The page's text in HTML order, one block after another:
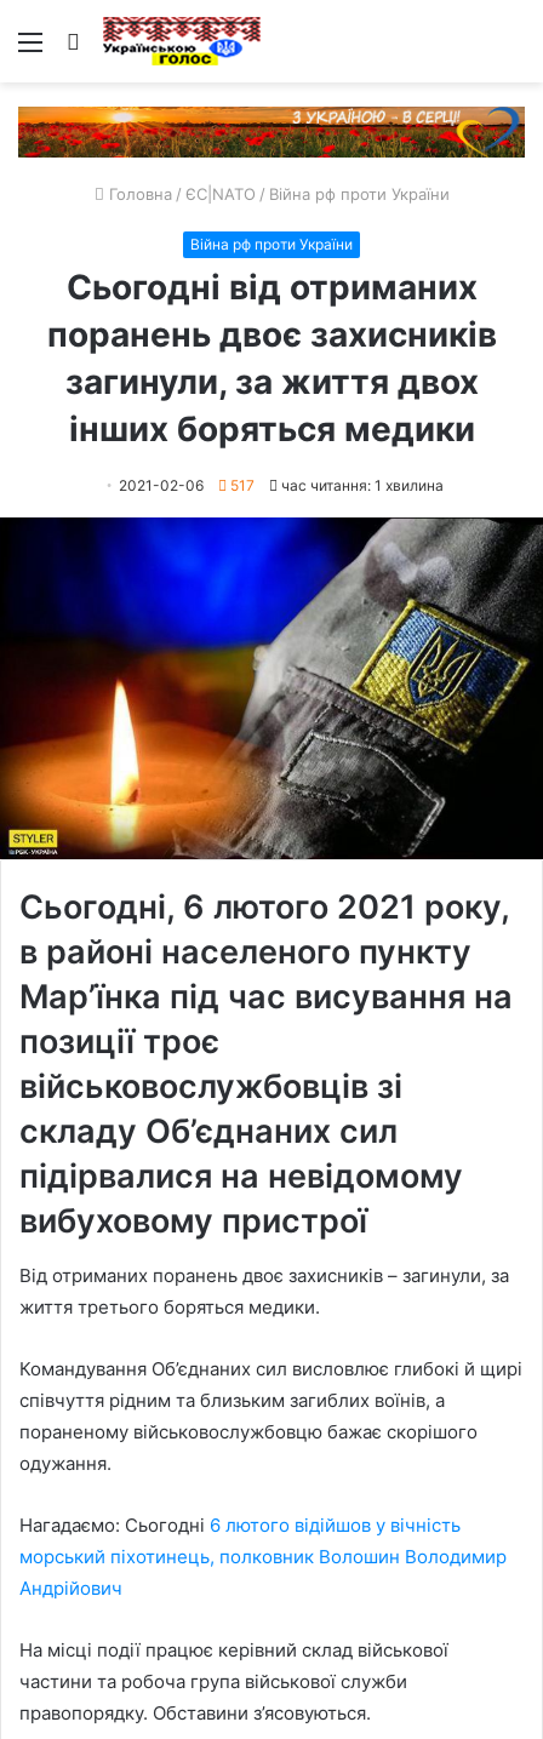
Меню Пошук
Головна / ЄС|NATO / Війна рф проти України
Війна рф проти України
Сьогодні від отриманих
поранень двоє захисників
загинули, за життя двох
інших боряться медики
2021-02-06 517 час читання: 1 хвилина
Сьогодні, 6 лютого 2021 року,
в районі населеного пункту
Мар’їнка під час висування на
позиції троє
військовослужбовців зі
складу Об’єднаних сил
підірвалися на невідомому
вибуховому пристрої
Від отриманих поранень двоє захисників – загинули, за
життя третього боряться медики.
Командування Об’єднаних сил висловлює глибокі й щирі
співчуття рідним та близьким загиблих воїнів, а
пораненому військовослужбовцю бажає скорішого
одужання.
Нагадаємо: Сьогодні 6 лютого відійшов у вічність
морський піхотинець, полковник Волошин Володимир
Андрійович
На місці події працює керівний склад військової
частини та робоча група військової служби
правопорядку. Обставини з’ясовуються.